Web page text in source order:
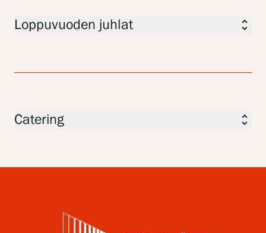
Loppuvuoden juhlat unfold_more
Catering unfold_more